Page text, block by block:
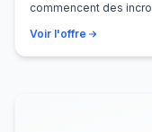
commencent des
Voir l'offre